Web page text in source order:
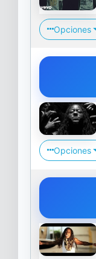
Opciones
Opciones